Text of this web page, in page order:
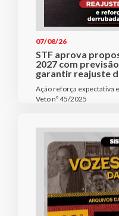
07/08/26
STF aprova
2027 com
garantir reajuste
Ação reforça expectativa
Veto nº 45/2025